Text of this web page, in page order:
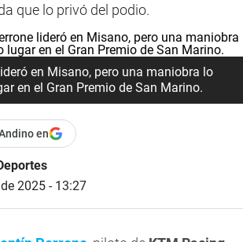
que lo privó del podio.
en Misano, pero una maniobra lo
en el Gran Premio de San Marino.
en
2025 - 13:27